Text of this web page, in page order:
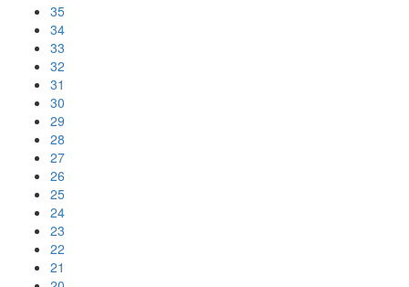
35
34
33
32
31
30
29
28
27
26
25
24
23
22
21